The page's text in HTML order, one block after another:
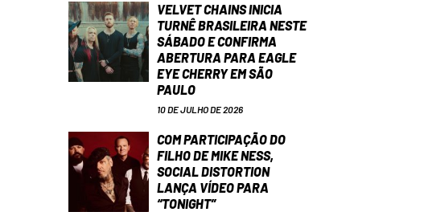
VELVET CHAINS INICIA
TURNÊ BRASILEIRA NESTE
SÁBADO E CONFIRMA
ABERTURA PARA EAGLE
EYE CHERRY EM SÃO
PAULO
10 DE JULHO DE 2026
COM PARTICIPAÇÃO DO
FILHO DE MIKE NESS,
SOCIAL DISTORTION
LANÇA VÍDEO PARA
“TONIGHT”